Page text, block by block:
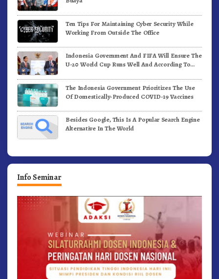
Ten Tips For Maintaining Cyber Security While
Working From Outside The Office
Indonesia Government And FIFA Will Ensure The
U-20 World Cup Runs Well And According To
The Indonesia Government Prioritizes The Use
Of Domestically-Produced COVID-19 Vaccines
Besides Google, This Is A Popular Search Engine
Alternative In The World
Info Seminar